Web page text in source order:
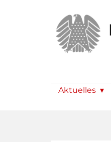
Aktuelles